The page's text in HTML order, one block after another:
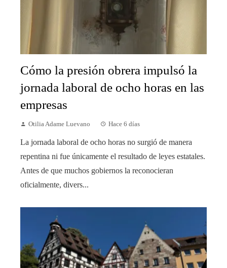
Cómo la presión obrera impulsó la
jornada laboral de ocho horas en las
empresas
Otilia Adame Luevano Hace 6 días
La jornada laboral de ocho horas no surgió de manera
repentina ni fue únicamente el resultado de leyes estatales.
Antes de que muchos gobiernos la reconocieran
oficialmente, divers...